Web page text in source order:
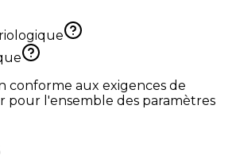
conforme aux exigences de
pour l'ensemble des paramètres